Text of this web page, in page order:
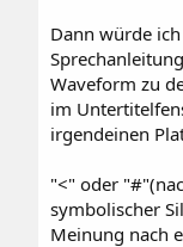
Dann würde
Waveform zu
im
irgendeinen
"<" oder
symbolischer
Meinung nach